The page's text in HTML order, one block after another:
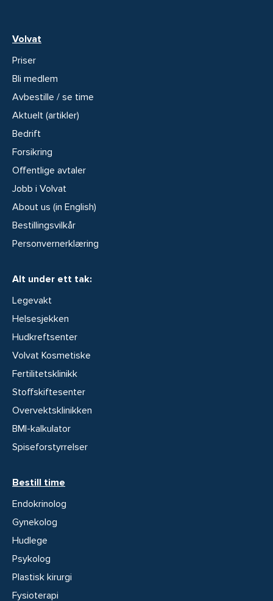
Volvat
Priser
Bli medlem
Avbestille / se time
Aktuelt (artikler)
Bedrift
Forsikring
Offentlige avtaler
Jobb i Volvat
About us (in English)
Bestillingsvilkår
Personvernerklæring
Alt under ett tak:
Legevakt
Helsesjekken
Hudkreftsenter
Volvat Kosmetiske
Fertilitetsklinikk
Stoffskiftesenter
Overvektsklinikken
BMI-kalkulator
Spiseforstyrrelser
Bestill time
Endokrinolog
Gynekolog
Hudlege
Psykolog
Plastisk kirurgi
Fysioterapi